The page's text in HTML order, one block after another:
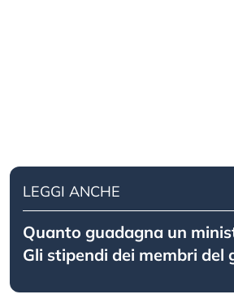
LEGGI ANCHE
Quanto guadagna un
Gli stipendi dei membri del